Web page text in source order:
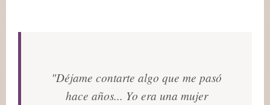
"Déjame contarte algo que me pasó
hace años... Yo era una mujer